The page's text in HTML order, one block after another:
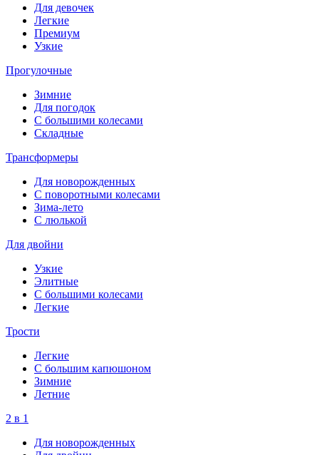
Для девочек
Легкие
Премиум
Узкие
Прогулочные
Зимние
Для погодок
С большими колесами
Складные
Трансформеры
Для новорожденных
С поворотными колесами
Зима-лето
С люлькой
Для двойни
Узкие
Элитные
С большими колесами
Легкие
Трости
Легкие
С большим капюшоном
Зимние
Летние
2 в 1
Для новорожденных